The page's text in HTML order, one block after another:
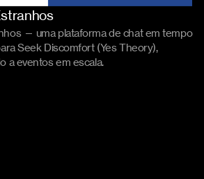
— uma plataforma de chat em tempo
Seek Discomfort (Yes Theory),
a eventos em escala.